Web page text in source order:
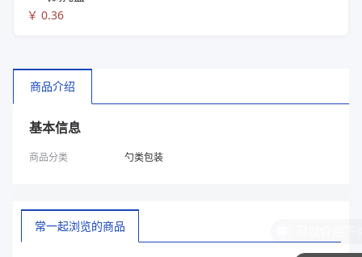
￥ 0.36
商品介绍
基本信息
商品分类 勺类包装
常一起浏览的商品